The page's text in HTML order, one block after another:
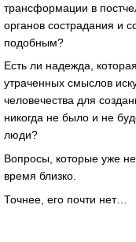
трансформации в
органов сострадания и
подобным?
Есть ли надежда,
утраченных смыслов
человечества для
никогда не было и не
люди?
Вопросы, которые уже
время близко.
Точнее, его почти